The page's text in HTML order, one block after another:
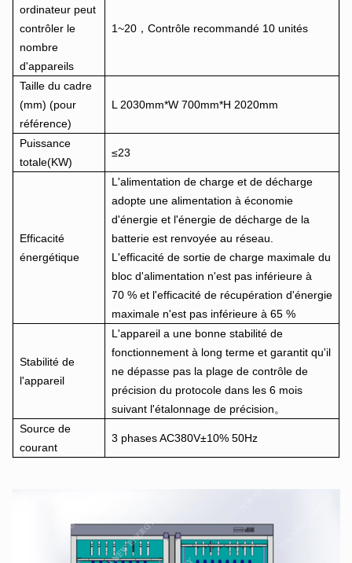
ordinateur peut
contrôler le
nombre
d'appareils
1~20，Contrôle recommandé 10 unités
Taille du cadre
(mm) (pour
référence)
L 2030mm*W 700mm*H 2020mm
Puissance
totale(KW)
≤23
Efficacité
énergétique
L'alimentation de charge et de décharge
adopte une alimentation à économie
d'énergie et l'énergie de décharge de la
batterie est renvoyée au réseau.
L'efficacité de sortie de charge maximale du
bloc d'alimentation n'est pas inférieure à
70 % et l'efficacité de récupération d'énergie
maximale n'est pas inférieure à 65 %
Stabilité de
l'appareil
L'appareil a une bonne stabilité de
fonctionnement à long terme et garantit qu'il
ne dépasse pas la plage de contrôle de
précision du protocole dans les 6 mois
suivant l'étalonnage de précision。
Source de
courant
3 phases AC380V±10% 50Hz